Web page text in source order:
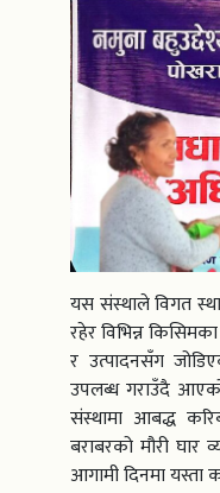
यस संस्थाले विगत
रहेर विभिन्न
र उत्पादनसँग
उपलब्ध गराउँदै
संस्थामा आबद्ध
बराबरको मौरी
आगामी दिनमा यस्ता